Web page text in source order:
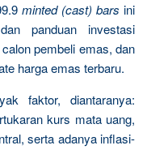
minted (cast) bars ini
panduan investasi
pembeli emas, dan
harga emas terbaru.
faktor, diantaranya:
kurs mata uang,
serta adanya inflasi-